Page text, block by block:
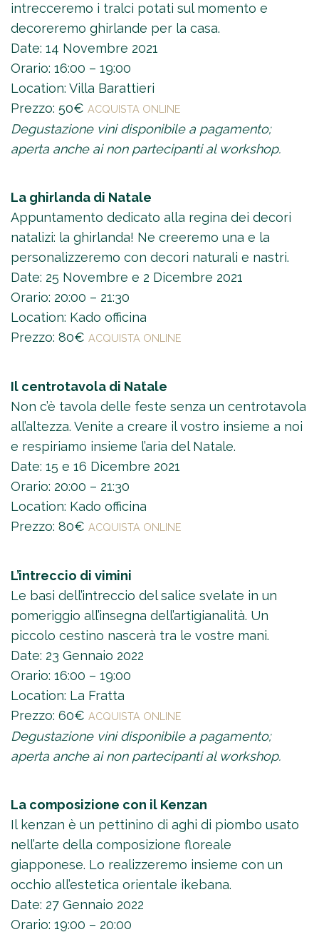
intrecceremo i tralci potati sul momento e
decoreremo ghirlande per la casa.
Date: 14 Novembre 2021
Orario: 16:00 – 19:00
Location: Villa Barattieri
Prezzo: 50€ ACQUISTA ONLINE
Degustazione vini disponibile a pagamento;
aperta anche ai non partecipanti al workshop.
La ghirlanda di Natale
Appuntamento dedicato alla regina dei decori
natalizi: la ghirlanda! Ne creeremo una e la
personalizzeremo con decori naturali e nastri.
Date: 25 Novembre e 2 Dicembre 2021
Orario: 20:00 – 21:30
Location: Kado officina
Prezzo: 80€ ACQUISTA ONLINE
Il centrotavola di Natale
Non c’è tavola delle feste senza un centrotavola
all’altezza. Venite a creare il vostro insieme a noi
e respiriamo insieme l’aria del Natale.
Date: 15 e 16 Dicembre 2021
Orario: 20:00 – 21:30
Location: Kado officina
Prezzo: 80€ ACQUISTA ONLINE
L’intreccio di vimini
Le basi dell’intreccio del salice svelate in un
pomeriggio all’insegna dell’artigianalità. Un
piccolo cestino nascerà tra le vostre mani.
Date: 23 Gennaio 2022
Orario: 16:00 – 19:00
Location: La Fratta
Prezzo: 60€ ACQUISTA ONLINE
Degustazione vini disponibile a pagamento;
aperta anche ai non partecipanti al workshop.
La composizione con il Kenzan
Il kenzan è un pettinino di aghi di piombo usato
nell’arte della composizione floreale
giapponese. Lo realizzeremo insieme con un
occhio all’estetica orientale ikebana.
Date: 27 Gennaio 2022
Orario: 19:00 – 20:00